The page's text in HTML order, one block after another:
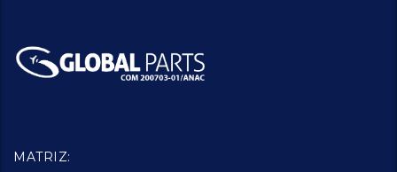
MATRIZ: